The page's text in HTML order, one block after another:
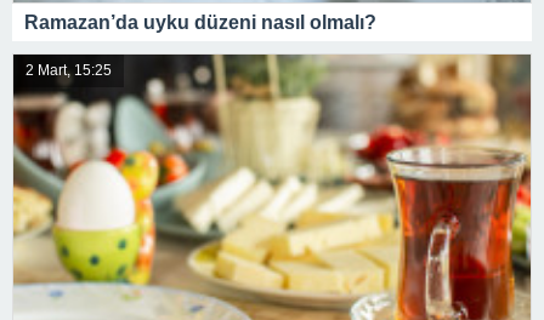
Ramazan’da uyku düzeni nasıl olmalı?
2 Mart, 15:25